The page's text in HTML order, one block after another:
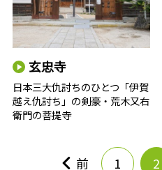
玄忠寺
日本三大仇討ちのひとつ「伊賀
越え仇討ち」の剣豪・荒木又右
衛門の菩提寺
前 1 2